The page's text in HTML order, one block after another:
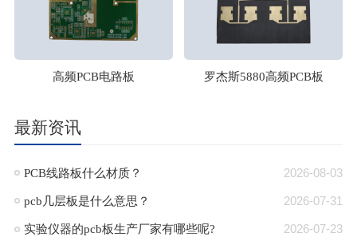
高频PCB电路板 罗杰斯5880高频PCB板
最新资讯
2026-08-03
PCB线路板什么材质？
2026-07-31
pcb几层板是什么意思？
2026-07-23
​实验仪器的pcb板生产厂家有哪些呢?